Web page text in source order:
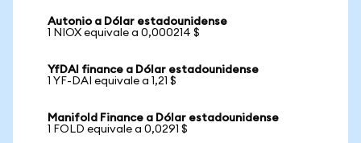
Autonio a Dólar estadounidense
1 NIOX equivale a 0,000214 $
YfDAI finance a Dólar estadounidense
1 YF-DAI equivale a 1,21 $
Manifold Finance a Dólar estadounidense
1 FOLD equivale a 0,0291 $